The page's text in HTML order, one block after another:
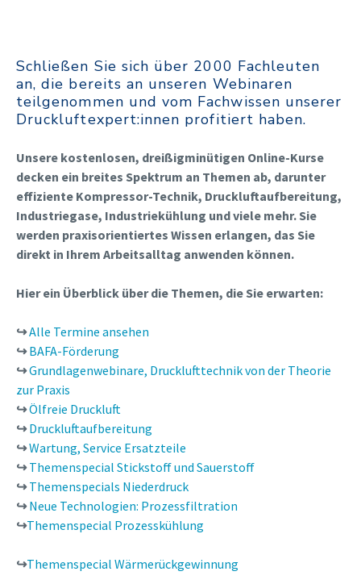
Schließen Sie sich über 2000 Fachleuten
an, die bereits an unseren Webinaren
teilgenommen und vom Fachwissen unserer
Druckluftexpert:innen profitiert haben.
Unsere kostenlosen, dreißigminütigen Online-Kurse
decken ein breites Spektrum an Themen ab, darunter
effiziente Kompressor-Technik, Druckluftaufbereitung,
Industriegase, Industriekühlung und viele mehr. Sie
werden praxisorientiertes Wissen erlangen, das Sie
direkt in Ihrem Arbeitsalltag anwenden können.
Hier ein Überblick über die Themen, die Sie erwarten:
↪Alle Termine ansehen
↪BAFA-Förderung
↪Grundlagenwebinare, Drucklufttechnik von der Theorie
zur Praxis
↪Ölfreie Druckluft
↪Druckluftaufbereitung
↪Wartung, Service Ersatzteile
↪Themenspecial Stickstoff und Sauerstoff
↪Themenspecials Niederdruck
↪Neue Technologien: Prozessfiltration
↪Themenspecial Prozesskühlung
↪Themenspecial Wärmerückgewinnung